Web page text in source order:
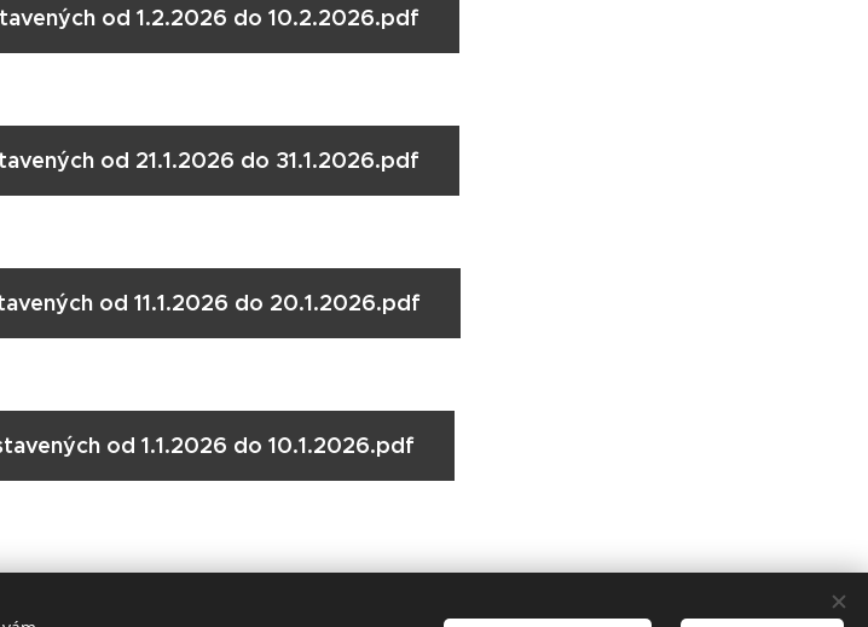
od 1.2.2026 do 10.2.2026.pdf
od 21.1.2026 do 31.1.2026.pdf
od 11.1.2026 do 20.1.2026.pdf
od 1.1.2026 do 10.1.2026.pdf